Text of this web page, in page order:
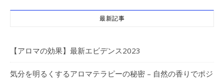
最新記事
【アロマの効果】最新エビデンス2023
気分を明るくするアロマテラピーの秘密 – 自然の香りでポジ